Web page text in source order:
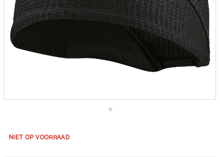
hetNIET OP VOORRAAD